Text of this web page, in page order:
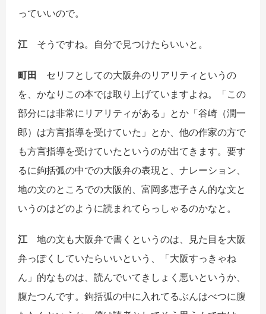
っていいので。
江そうですね。自分で見つけたらいいと。
町田
セリフとしての大阪弁のリアリティというの
を、かなりこの本では取り上げていますよね。「この
部分には非常にリアリティがある」とか「谷崎（潤一
郎）は方言指導を受けていた」とか、他の作家の方で
も方言指導を受けていたというのが出てきます。要す
るに鉤括弧の中での大阪弁の表現と、ナレーション、
地の文のところでの大阪的、富岡多恵子さん的な文と
いうのはどのように読まれてらっしゃるのかなと。
江地の文も大阪弁で書くというのは、見た目を大阪
弁っぽくしていたらいいという、「大阪すっきゃね
ん」的なものは、読んでいてきしょく悪いというか、
腹たつんです。鉤括弧の中に入れてるぶんはべつに腹